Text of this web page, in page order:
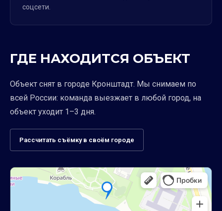
соцсети.
ГДЕ НАХОДИТСЯ ОБЪЕКТ
Объект снят в городе Кронштадт. Мы снимаем по
всей России: команда выезжает в любой город, на
объект уходит 1–3 дня.
Рассчитать съёмку в своём городе